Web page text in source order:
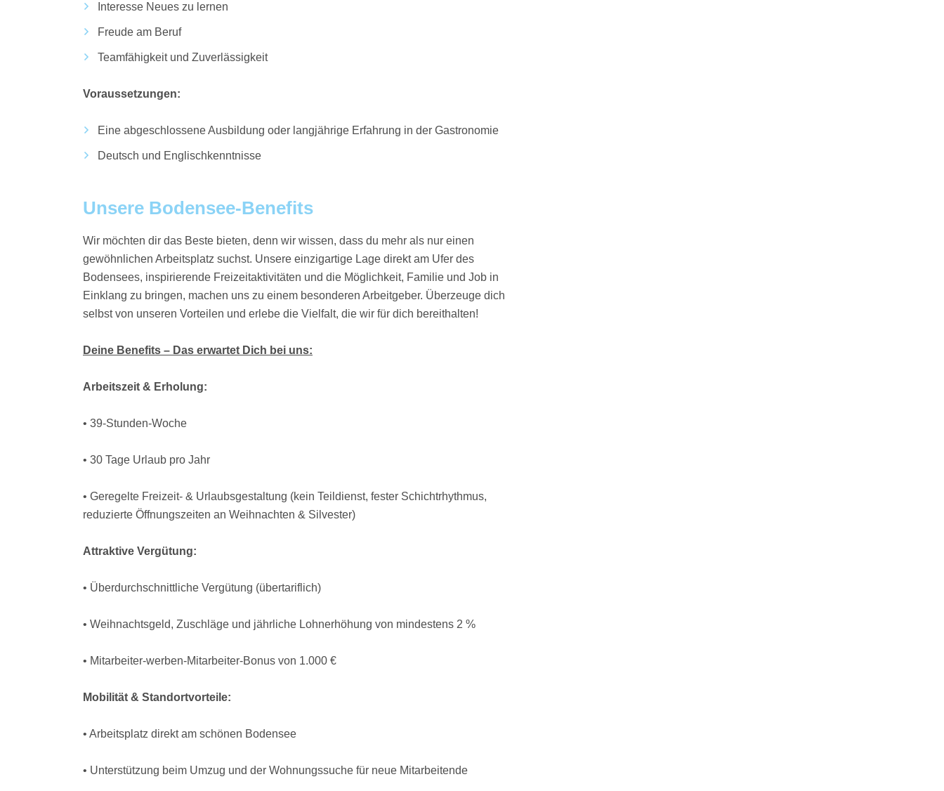
Interesse Neues zu lernen
Freude am Beruf
Teamfähigkeit und Zuverlässigkeit
Voraussetzungen:
Eine abgeschlossene Ausbildung oder langjährige Erfahrung in der Gastronomie
Deutsch und Englischkenntnisse
Unsere Bodensee-Benefits
Wir möchten dir das Beste bieten, denn wir wissen, dass du mehr als nur einen
gewöhnlichen Arbeitsplatz suchst. Unsere einzigartige Lage direkt am Ufer des
Bodensees, inspirierende Freizeitaktivitäten und die Möglichkeit, Familie und Job in
Einklang zu bringen, machen uns zu einem besonderen Arbeitgeber. Überzeuge dich
selbst von unseren Vorteilen und erlebe die Vielfalt, die wir für dich bereithalten!
Deine Benefits – Das erwartet Dich bei uns:
Arbeitszeit & Erholung:
• 39-Stunden-Woche
• 30 Tage Urlaub pro Jahr
• Geregelte Freizeit- & Urlaubsgestaltung (kein Teildienst, fester Schichtrhythmus,
reduzierte Öffnungszeiten an Weihnachten & Silvester)
Attraktive Vergütung:
• Überdurchschnittliche Vergütung (übertariflich)
• Weihnachtsgeld, Zuschläge und jährliche Lohnerhöhung von mindestens 2 %
• Mitarbeiter-werben-Mitarbeiter-Bonus von 1.000 €
Mobilität & Standortvorteile:
• Arbeitsplatz direkt am schönen Bodensee
• Unterstützung beim Umzug und der Wohnungssuche für neue Mitarbeitende